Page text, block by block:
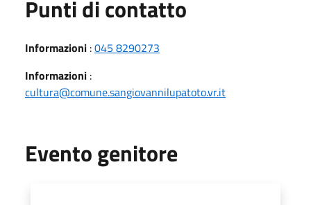
Punti di contatto
Informazioni :045 8290273
Informazioni :
cultura@comune.sangiovannilupatoto.vr.it
Evento genitore